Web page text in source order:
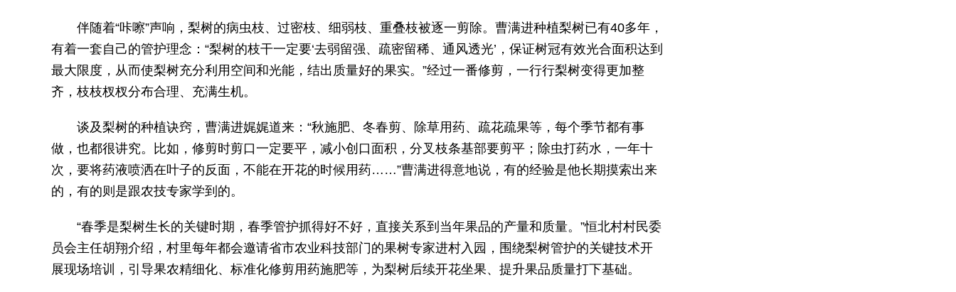
伴随着“咔嚓”声响，梨树的病虫枝、过密枝、细弱枝、重叠枝被逐一剪除。曹满进种植梨树已有40多年，
有着一套自己的管护理念：“梨树的枝干一定要‘去弱留强、疏密留稀、通风透光’，保证树冠有效光合面积达到
最大限度，从而使梨树充分利用空间和光能，结出质量好的果实。”经过一番修剪，一行行梨树变得更加整
齐，枝枝杈杈分布合理、充满生机。
谈及梨树的种植诀窍，曹满进娓娓道来：“秋施肥、冬春剪、除草用药、疏花疏果等，每个季节都有事
做，也都很讲究。比如，修剪时剪口一定要平，减小创口面积，分叉枝条基部要剪平；除虫打药水，一年十
次，要将药液喷洒在叶子的反面，不能在开花的时候用药……”曹满进得意地说，有的经验是他长期摸索出来
的，有的则是跟农技专家学到的。
“春季是梨树生长的关键时期，春季管护抓得好不好，直接关系到当年果品的产量和质量。”恒北村村民委
员会主任胡翔介绍，村里每年都会邀请省市农业科技部门的果树专家进村入园，围绕梨树管护的关键技术开
展现场培训，引导果农精细化、标准化修剪用药施肥等，为梨树后续开花坐果、提升果品质量打下基础。